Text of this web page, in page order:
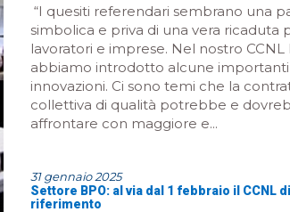
“I quesiti referendari sembrano una
simbolica e priva di una vera ricaduta
lavoratori e imprese. Nel nostro CCNL
abbiamo introdotto alcune importanti
innovazioni. Ci sono temi che la
collettiva di qualità potrebbe e
affrontare con maggiore e...
31 gennaio 2025
Settore BPO: al via dal 1 febbraio il CCNL di
riferimento